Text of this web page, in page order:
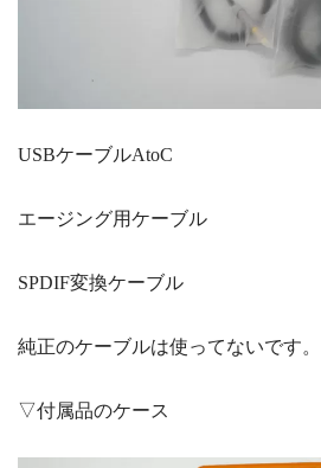
USBケーブルAtoC
エージング用ケーブル
SPDIF変換ケーブル
純正のケーブルは使ってないです。
▽付属品のケース